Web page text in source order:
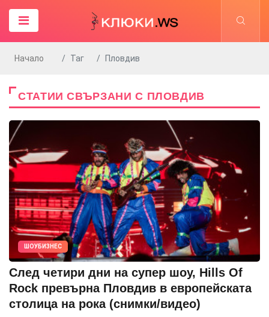
Начало Таг Пловдив
СТАТИИ СВЪРЗАНИ С ПЛОВДИВ
ШОУБИЗНЕС
След четири дни на супер шоу, Hills Of
Rock превърна Пловдив в европейската
столица на рока (снимки/видео)